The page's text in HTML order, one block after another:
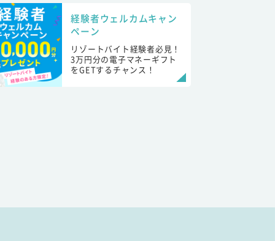
経験者ウェルカムキャン
ペーン
リゾートバイト経験者必見！
3万円分の電子マネーギフト
をGETするチャンス！